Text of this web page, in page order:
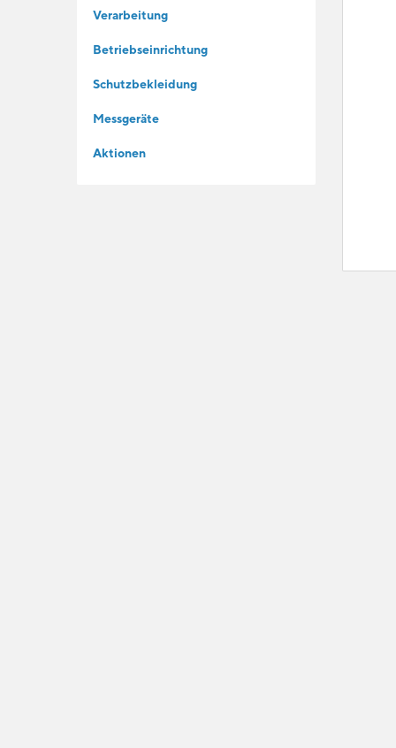
Verarbeitung
Betriebseinrichtung
Schutzbekleidung
Messgeräte
Aktionen